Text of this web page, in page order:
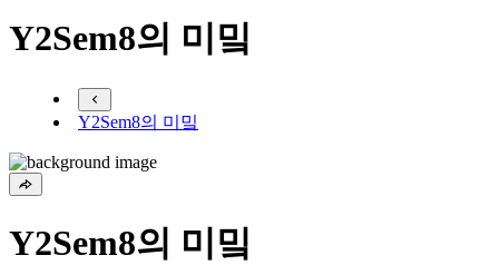
Y2Sem8의 미밐
Y2Sem8의 미밐
Y2Sem8의 미밐